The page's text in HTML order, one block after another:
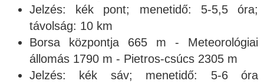
Jelzés: kék pont; menetidő: 5-5,5 óra;
távolság: 10 km
Borsa központja 665 m - Meteorológiai
állomás 1790 m - Pietros-csúcs 2305 m
Jelzés: kék sáv; menetidő: 5-6 óra